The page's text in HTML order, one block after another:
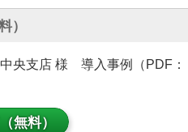
）
央支店 様 導入事例（PDF：
無料）